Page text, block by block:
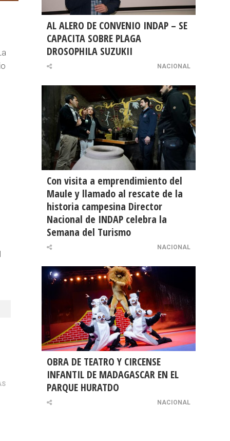
AL ALERO DE CONVENIO INDAP – SE
CAPACITA SOBRE PLAGA
DROSOPHILA SUZUKII
NACIONAL
Con visita a emprendimiento del
Maule y llamado al rescate de la
historia campesina Director
Nacional de INDAP celebra la
Semana del Turismo
NACIONAL
OBRA DE TEATRO Y CIRCENSE
INFANTIL DE MADAGASCAR EN EL
PARQUE HURATDO
NACIONAL